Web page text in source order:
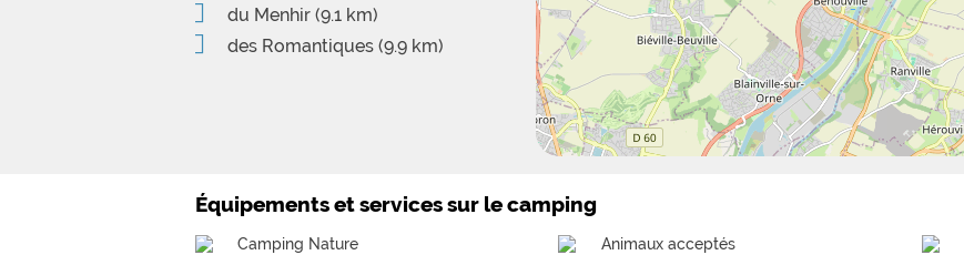
du Menhir (9.1 km)
des Romantiques (9.9 km)
Équipements et services sur le camping
Camping Nature Animaux acceptés